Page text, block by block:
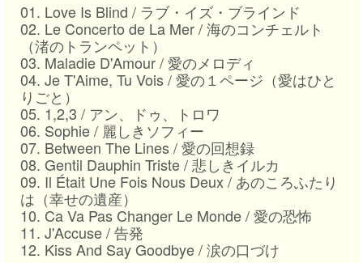
01. Love Is Blind / ラブ・イズ・ブラインド
02. Le Concerto de La Mer /海のコンチェルト
（渚のトランペット）
03. Maladie D'Amour /愛のメロディ
04. Je T'Aime, Tu Vois /愛の１ページ（愛はひと
りごと）
05. 1,2,3 / アン、ドゥ、トロワ
06. Sophie / 麗しきソフィー
07. Between The Lines /愛の回想録
08. Gentil Dauphin Triste /悲しきイルカ
09. Il Était Une Fois Nous Deux / あのころふたり
は（幸せの遺産）
10. Ca Va Pas Changer Le Monde /愛の恐怖
11. J'Accuse /告発
12. Kiss And Say Goodbye /涙の口づけ